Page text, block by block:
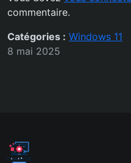
commentaire.
Catégories : Windows 11
8 mai 2025